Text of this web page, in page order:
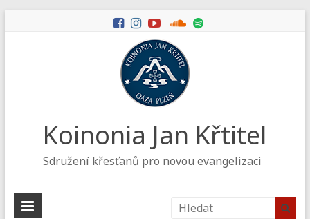
Koinonia Jan Křtitel
Sdružení křesťanů pro novou evangelizaci